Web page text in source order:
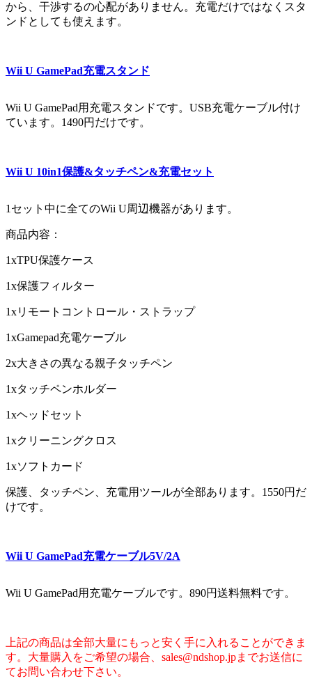
から、干渉するの心配がありません。充電だけではなくスタ
ンドとしても使えます。
Wii U GamePad充電スタンド
Wii U GamePad用充電スタンドです。USB充電ケーブル付け
ています。1490円だけです。
Wii U 10in1保護&タッチペン&充電セット
1セット中に全てのWii U周辺機器があります。
商品内容：
1xTPU保護ケース
1x保護フィルター
1xリモートコントロール・ストラップ
1xGamepad充電ケーブル
2x大きさの異なる親子タッチペン
1xタッチペンホルダー
1xヘッドセット
1xクリーニングクロス
1xソフトカード
保護、タッチペン、充電用ツールが全部あります。1550円だ
けです。
Wii U GamePad充電ケーブル5V/2A
Wii U GamePad用充電ケーブルです。890円送料無料です。
上記の商品は全部大量にもっと安く手に入れることができま
す。大量購入をご希望の場合、sales@ndshop.jpまでお送信に
てお問い合わせ下さい。